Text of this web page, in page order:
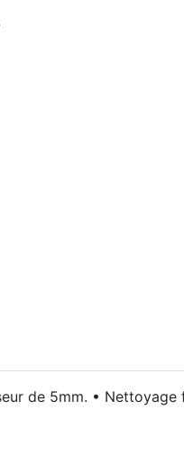
de 5mm. • Nettoyage